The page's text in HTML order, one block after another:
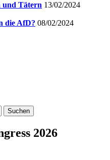
und Tätern 13/02/2024
die AfD? 08/02/2024
2026